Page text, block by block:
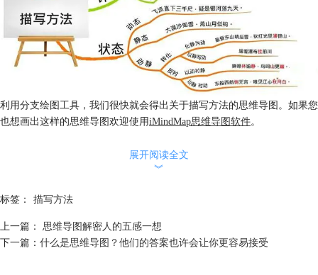
利用分支绘图工具，我们很快就会得出关于描写方法的思维导图。如果您
也想画出这样的思维导图欢迎使用iMindMap思维导图软件。
展开阅读全文
︾
标签： 描写方法
上一篇：
思维导图解密人的五感一想
下一篇： 什么是思维导图？他们的答案也许会让你更容易接受